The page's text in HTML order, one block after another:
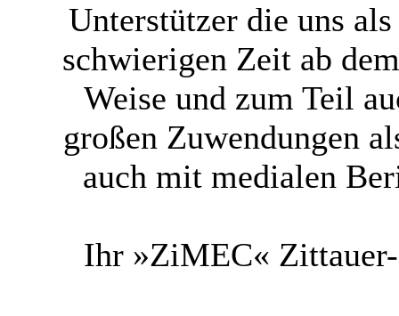
Unterstützer die uns
schwierigen Zeit ab
Weise und zum Teil
großen Zuwendungen
auch mit medialen
Ihr »ZiMEC«